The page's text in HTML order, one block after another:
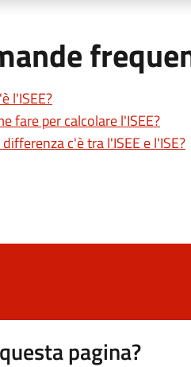
l'ISEE?
fare per calcolare l'ISEE?
differenza c'è tra l'ISEE e l'ISE?
pagina?